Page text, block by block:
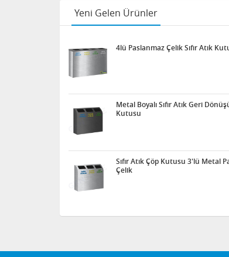
Yeni Gelen Ürünler
4lü Paslanmaz Çelik Sıfır Atık
Metal Boyalı Sıfır Atık Geri
Kutusu
Sıfır Atık Çöp Kutusu 3'lü Metal
Çelik